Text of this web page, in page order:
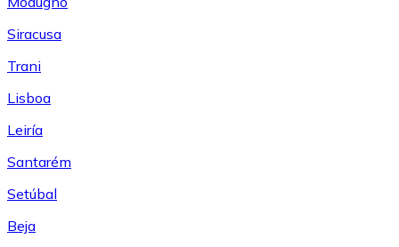
Siracusa
Trani
Lisboa
Leiría
Santarém
Setúbal
Beja